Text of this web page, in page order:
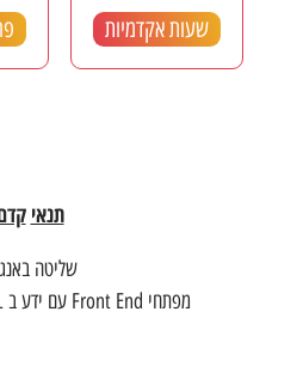
שעות אקדמיות
תנאי
שליטה
מפתחי Front End עם ידע ב HTML ו Java Script.